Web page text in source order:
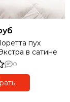
Экстра в сатине
0